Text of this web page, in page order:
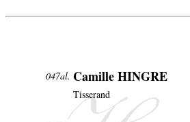
047al. Camille HINGRE
Tisserand